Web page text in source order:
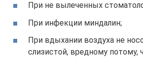
При не вылеченных
При инфекции миндалин;
При вдыхании воздуха не
слизистой, вредному потому,